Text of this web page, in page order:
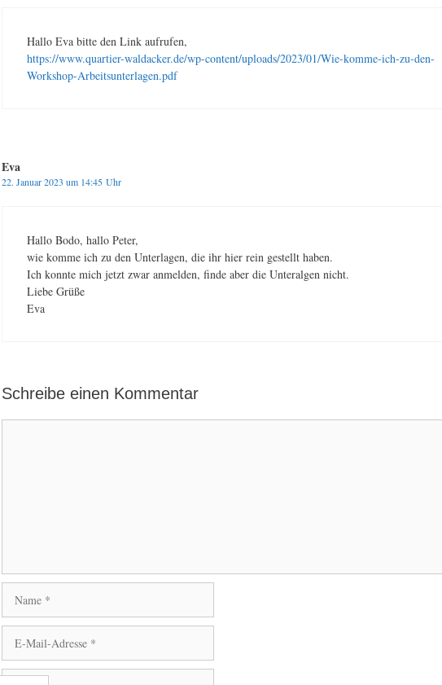
Hallo Eva bitte den Link aufrufen,
https://www.quartier-waldacker.de/wp-content/uploads/2023/01/Wie-komme-ich-zu-den-
Workshop-Arbeitsunterlagen.pdf
Eva
22. Januar 2023 um 14:45 Uhr
Hallo Bodo, hallo Peter,
wie komme ich zu den Unterlagen, die ihr hier rein gestellt haben.
Ich konnte mich jetzt zwar anmelden, finde aber die Unteralgen nicht.
Liebe Grüße
Eva
Schreibe einen Kommentar
Mail-
Adresse
Website